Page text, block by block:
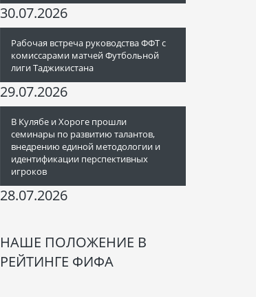
30.07.2026
Рабочая встреча руководства ФФТ с
комиссарами матчей Футбольной
лиги Таджикистана
29.07.2026
В Кулябе и Хороге прошли
семинары по развитию талантов,
внедрению единой методологии и
идентификации перспективных
игроков
28.07.2026
НАШЕ ПОЛОЖЕНИЕ В
РЕЙТИНГЕ ФИФА